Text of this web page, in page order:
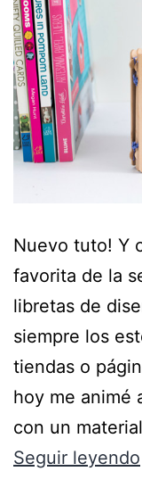
Nuevo tuto! Y
favorita de la
libretas de
siempre los
tiendas o
hoy me animé
con un
Seguir leyendo